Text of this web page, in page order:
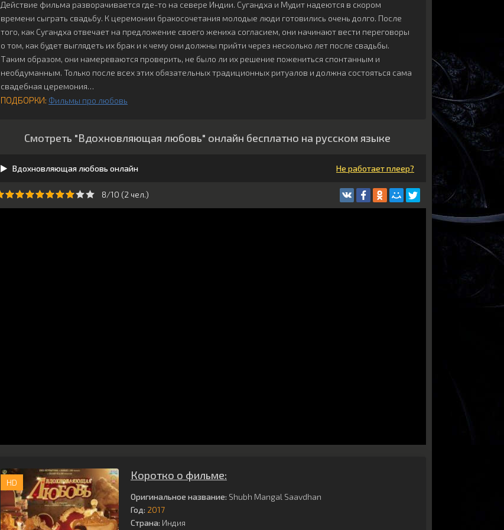
Действие фильма разворачивается где-то на севере Индии. Сугандха и Мудит надеются в скором
времени сыграть свадьбу. К церемонии бракосочетания молодые люди готовились очень долго. После
того, как Сугандха отвечает на предложение своего жениха согласием, они начинают вести переговоры
о том, как будет выглядеть их брак и к чему они должны прийти через несколько лет после свадьбы.
Таким образом, они намереваются проверить, не было ли их решение пожениться спонтанным и
необдуманным. Только после всех этих обязательных традиционных ритуалов и должна состояться сама
свадебная церемония…
ПОДБОРКИ: Фильмы про любовь
Смотреть "Вдохновляющая любовь" онлайн бесплатно на русском языке
Вдохновляющая любовь онлайн Не работает плеер?
8/10 (2 чeл.)
HD
Коротко о фильме:
Оригинальное название: Shubh Mangal Saavdhan
Год: 2017
Страна: Индия